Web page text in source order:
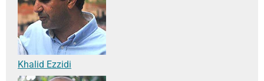
Khalid Ezzidi